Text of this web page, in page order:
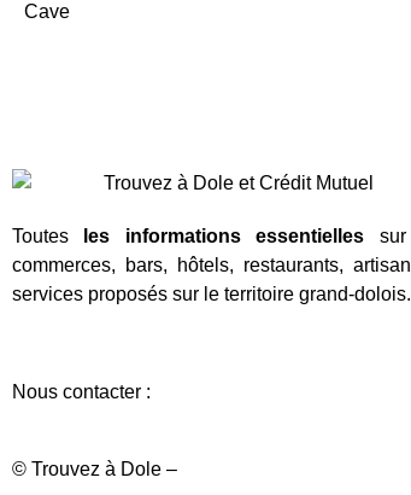
Cave
Toutes les informations essentielles
commerces, bars, hôtels, restaurants,
services proposés sur le territoire grand-dolois.
Nous contacter :
© Trouvez à Dole –